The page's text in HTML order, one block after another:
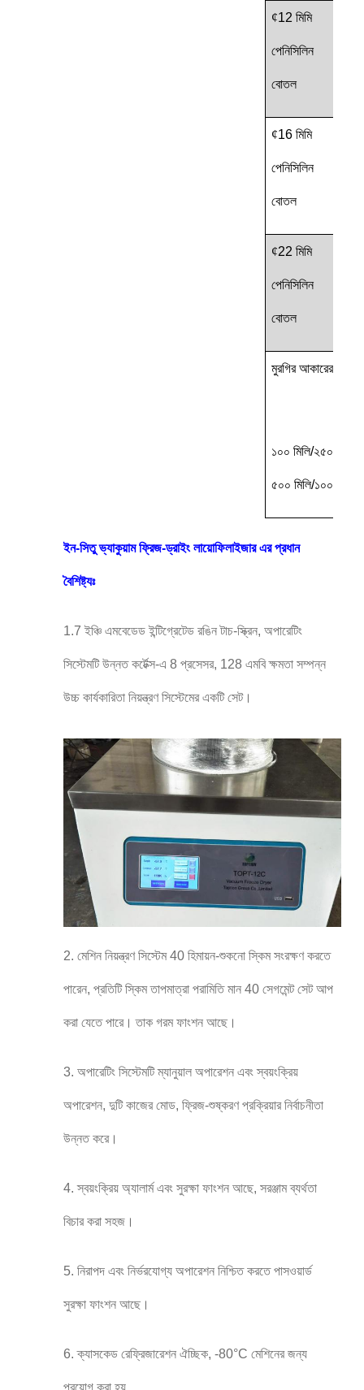
¢12 মিমি
পেনিসিলিন
বোতল
¢16 মিমি
পেনিসিলিন
বোতল
¢22 মিমি
পেনিসিলিন
বোতল
মুরগির আকারের বোতল
১০০ মিলি/২৫০ মিলি/
৫০০ মিলি/১০০০ মিলি
ইন-সিতু ভ্যাকুয়াম ফ্রিজ-ড্রাইং লায়োফিলাইজার এর প্রধান
বৈশিষ্ট্যঃ
1.7 ইঞ্চি এমবেডেড ইন্টিগ্রেটেড রঙিন টাচ-স্ক্রিন, অপারেটিং
সিস্টেমটি উন্নত কর্টেক্স-এ 8 প্রসেসর, 128 এমবি ক্ষমতা সম্পন্ন
উচ্চ কার্যকারিতা নিয়ন্ত্রণ সিস্টেমের একটি সেট।
2. মেশিন নিয়ন্ত্রণ সিস্টেম 40 হিমায়ন-শুকনো স্কিম সংরক্ষণ করতে
পারেন, প্রতিটি স্কিম তাপমাত্রা পরামিতি মান 40 সেগমেন্ট সেট আপ
করা যেতে পারে। তাক গরম ফাংশন আছে।
3. অপারেটিং সিস্টেমটি ম্যানুয়াল অপারেশন এবং স্বয়ংক্রিয়
অপারেশন, দুটি কাজের মোড, ফ্রিজ-শুষ্করণ প্রক্রিয়ার নির্বাচনীতা
উন্নত করে।
4. স্বয়ংক্রিয় অ্যালার্ম এবং সুরক্ষা ফাংশন আছে, সরঞ্জাম ব্যর্থতা
বিচার করা সহজ।
5. নিরাপদ এবং নির্ভরযোগ্য অপারেশন নিশ্চিত করতে পাসওয়ার্ড
সুরক্ষা ফাংশন আছে।
6. ক্যাসকেড রেফ্রিজারেশন ঐচ্ছিক, -80°C মেশিনের জন্য